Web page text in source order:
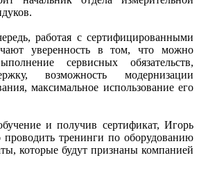
работая с сертифицированными
уверенность в том, что можно
сервисных обязательств,
возможность модернизации
максимальное использование его
и получив сертификат, Игорь
тренинги по оборудованию
которые будут признаны компанией